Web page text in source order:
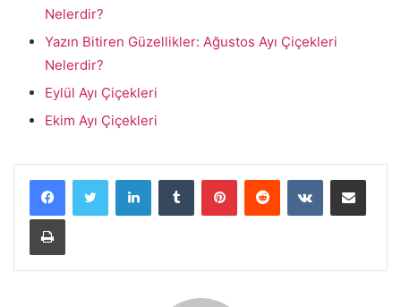
Nelerdir?
Yazın Bitiren Güzellikler: Ağustos Ayı Çiçekleri
Nelerdir?
Eylül Ayı Çiçekleri
Ekim Ayı Çiçekleri
LinkedInTumblr PinterestReddit VKontakteE-Posta ile paylaş
Yazdır